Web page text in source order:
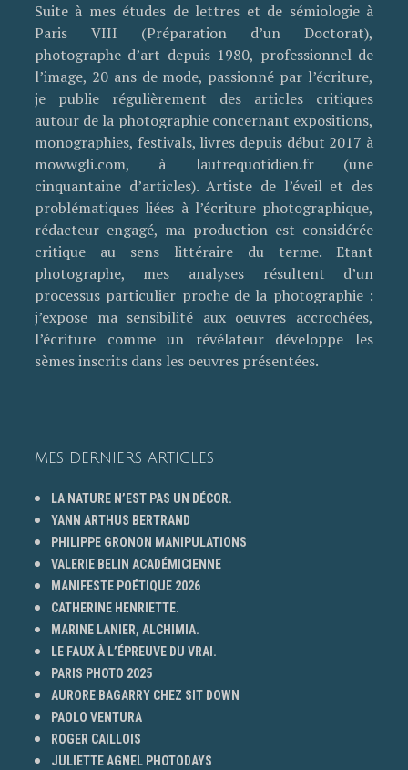
Suite à mes études de lettres et de sémiologie à
Paris VIII (Préparation d’un Doctorat),
photographe d’art depuis 1980, professionnel de
l’image, 20 ans de mode, passionné par l’écriture,
je publie régulièrement des articles critiques
autour de la photographie concernant expositions,
monographies, festivals, livres depuis début 2017 à
mowwgli.com, à lautrequotidien.fr (une
cinquantaine d’articles). Artiste de l’éveil et des
problématiques liées à l’écriture photographique,
rédacteur engagé, ma production est considérée
critique au sens littéraire du terme. Etant
photographe, mes analyses résultent d’un
processus particulier proche de la photographie :
j’expose ma sensibilité aux oeuvres accrochées,
l’écriture comme un révélateur développe les
sèmes inscrits dans les oeuvres présentées.
MES DERNIERS ARTICLES
LA NATURE N’EST PAS UN DÉCOR.
YANN ARTHUS BERTRAND
PHILIPPE GRONON MANIPULATIONS
VALERIE BELIN ACADÉMICIENNE
MANIFESTE POÉTIQUE 2026
CATHERINE HENRIETTE.
MARINE LANIER, ALCHIMIA.
LE FAUX À L’ÉPREUVE DU VRAI.
PARIS PHOTO 2025
AURORE BAGARRY CHEZ SIT DOWN
PAOLO VENTURA
ROGER CAILLOIS
JULIETTE AGNEL PHOTODAYS